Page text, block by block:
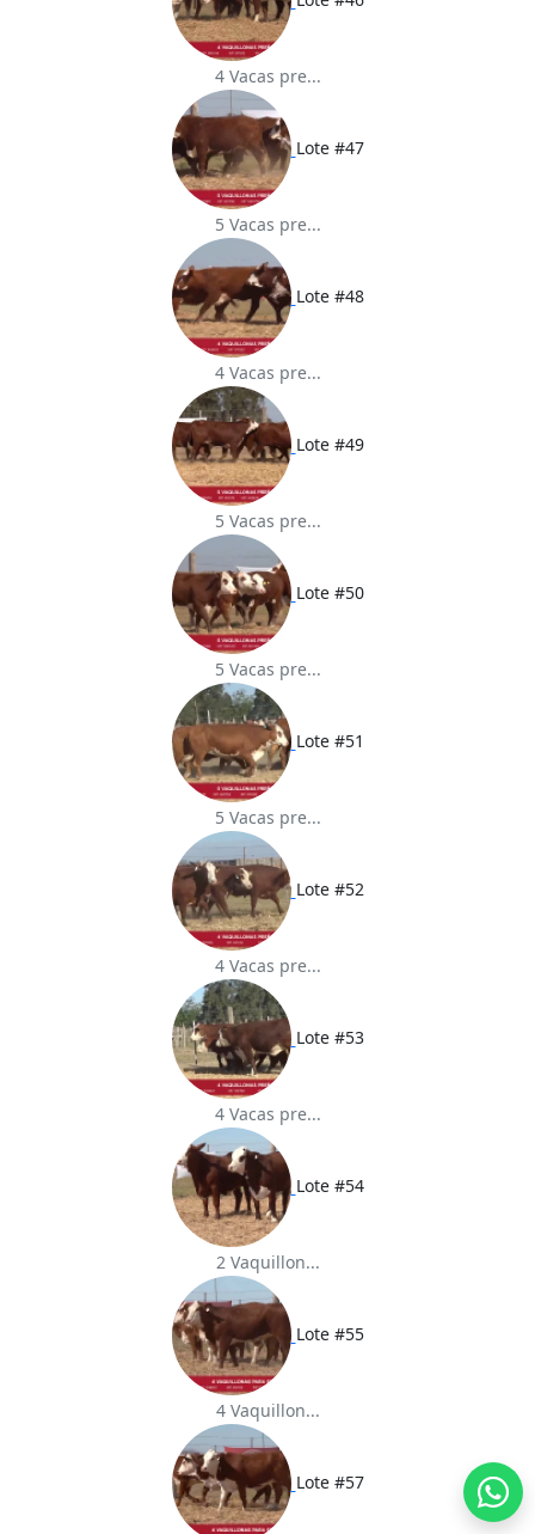
4 Vacas pre...
Lote #47
5 Vacas pre...
Lote #48
4 Vacas pre...
Lote #49
5 Vacas pre...
Lote #50
5 Vacas pre...
Lote #51
5 Vacas pre...
Lote #52
4 Vacas pre...
Lote #53
4 Vacas pre...
Lote #54
2 Vaquillon...
Lote #55
4 Vaquillon...
Lote #57